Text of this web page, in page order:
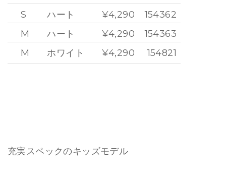
S
M
M
ハート
ハート
ホワイト
¥4,290
¥4,290
¥4,290
154362
154363
154821
充実スペックのキッズモデル